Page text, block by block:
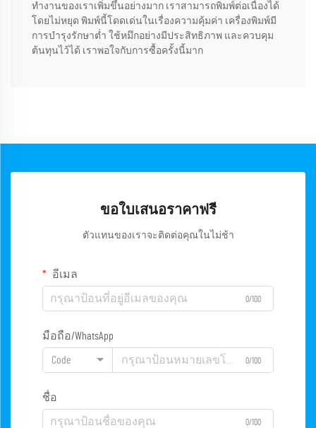
ทำงานของเราเพิ่มขึ้นอย่างมาก เราสามารถพิมพ์ต่อเนื่องได้
โดยไม่หยุด พิมพ์นี้โดดเด่นในเรื่องความคุ้มค่า เครื่องพิมพ์มี
การบำรุงรักษาต่ำ ใช้หมึกอย่างมีประสิทธิภาพ และควบคุม
ต้นทุนไว้ได้ เราพอใจกับการซื้อครั้งนี้มาก
ขอใบเสนอราคาฟรี
ตัวแทนของเราจะติดต่อคุณในไม่ช้า
อีเมล
0/100
มือถือ/WhatsApp
Code 0/100
ชื่อ
0/100